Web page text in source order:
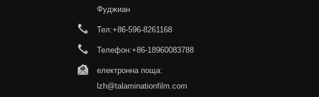
Фуджиан
Тел:+86-596-8261168
Телефон:+86-18960083788
електронна поща:
lzh@talaminationfilm.com